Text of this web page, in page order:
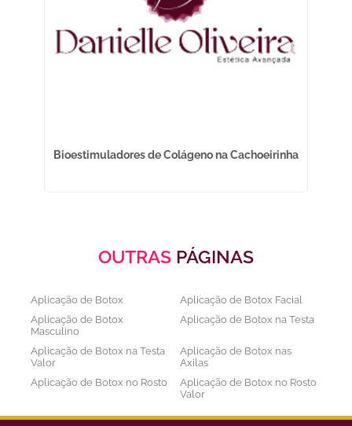
Bioestimuladores de Colágeno na Cachoeirinha
OUTRAS PÁGINAS
Aplicação de Botox
Aplicação de Botox Facial
Aplicação de Botox
Masculino
Aplicação de Botox na Testa
Aplicação de Botox na Testa
Valor
Aplicação de Botox nas
Axilas
Aplicação de Botox no Rosto
Aplicação de Botox no Rosto
Valor
Aplicação de Botox nos
Aplicação de Botox Preço